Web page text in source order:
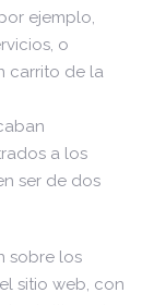
ejemplo,
o
carrito de la
a los
ser de dos
sobre los
sitio web, con